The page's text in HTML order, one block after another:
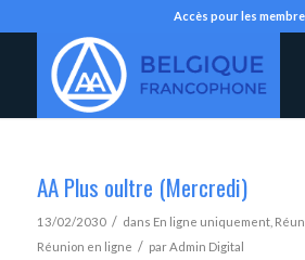
Accès pour les
AA Plus oultre (Mercredi)
13/02/2030 / dans En ligne uniquement,
Réunion en ligne / parAdmin Digital